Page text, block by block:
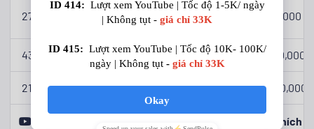
277
Lượt thích YouTube Nhanh | Không bảo hà
20,000 ₫
43 Like YouTube 🆕 100,000 ₫
217 Bình luận YouTube giá rẻ 250,000 ₫
Lượt Thích Bài Viết Cộng Đồng YouTube / Không thích